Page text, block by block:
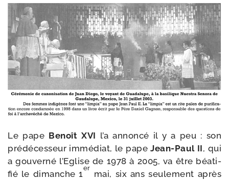
Le pape Benoît XVI l’a annon­cé il y a peu : son
pré­dé­ces­seur immé­diat, le papeJean-​Paul II, qui
a gou­ver­né l’Eglise de 1978 à 2005, va être béa­ti­
fié le dimanche 1
er
mai, six ans seule­ment après